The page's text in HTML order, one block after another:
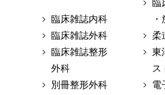
臨床雑誌内科
臨床雑誌外科
臨床雑誌整形
外科
別冊整形外科
臨
柔
東
ス
電